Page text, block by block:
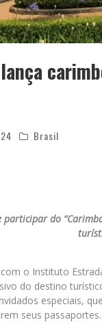
Brasil
do
o Instituto
do destino
especiais,
seus passaportes.